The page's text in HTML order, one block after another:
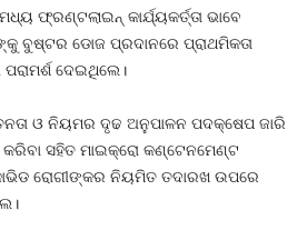
ଫ୍ରଣ୍ଟଲାଇନ୍‍ କାର୍ଯ୍ୟକର୍ତ୍ତା ଭାବେ
ବୁଷ୍ଟର ଡୋଜ ପ୍ରଦାନରେ ପ୍ରାଥମିକତା
ଦେଇଥିଲେ।
ଓ ନିୟମର ଦୃଢ ଅନୁପାଳନ ପଦକ୍ଷେପ ଜାରି
ସହିତ ମାଇକ୍ରୋ କଣ୍ଟେନମେଣ୍ଟ
ରୋଗୀଙ୍କର ନିୟମିତ ତଦାରଖ ଉପରେ